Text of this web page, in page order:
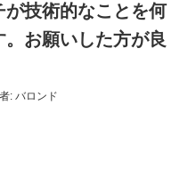
が技術的なことを何
お願いした方が良
: バロンド